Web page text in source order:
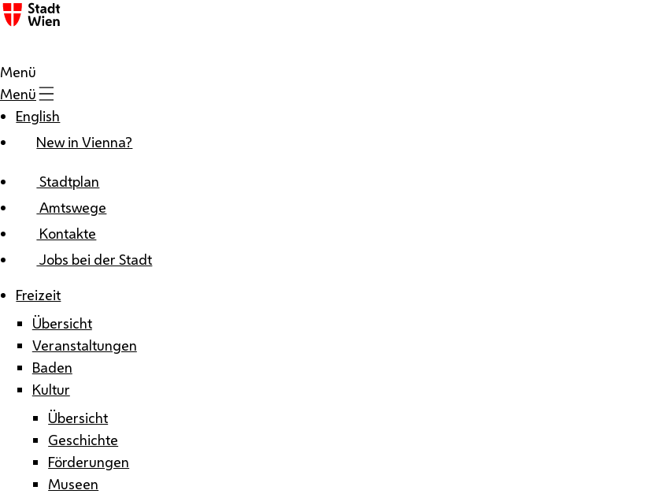
Zum Inhalt
Menü
Menü
English
New in Vienna?
Stadtplan
Amtswege
Kontakte
Jobs bei der Stadt
Freizeit
Übersicht
Veranstaltungen
Baden
Kultur
Übersicht
Geschichte
Förderungen
Museen